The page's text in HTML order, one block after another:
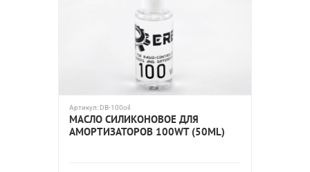
Артикул: DB-100oil
МАСЛО СИЛИКОНОВОЕ ДЛЯ
АМОРТИЗАТОРОВ 100WT (50ML)